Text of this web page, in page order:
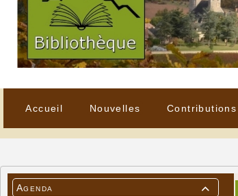
Accueil Nouvelles Contributions

Agenda